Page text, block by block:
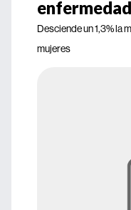
Desciende un 1,3% la
mujeres